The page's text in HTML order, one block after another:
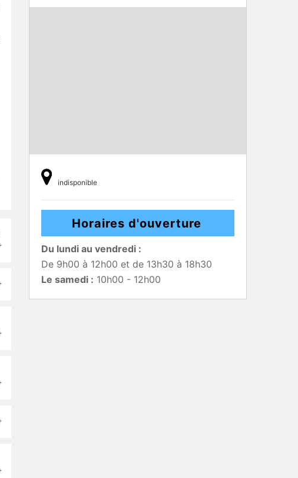
indisponible
Horaires d'ouverture
Du lundi au vendredi :
De 9h00 à 12h00 et de 13h30 à 18h30
Le samedi : 10h00 - 12h00